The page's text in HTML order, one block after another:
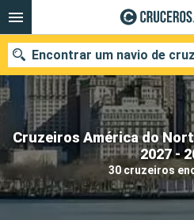
Cruzeiros América do
2027 -
30 cruzeiros
Encontrar um navio de
Quando ir?
Data de partida